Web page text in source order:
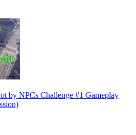
by NPCs Challenge #1 Gameplay